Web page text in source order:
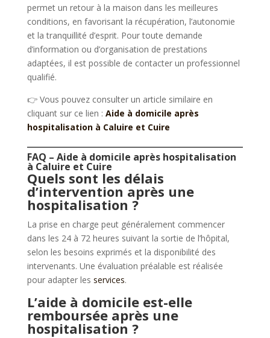
permet un retour à la maison dans les meilleures
conditions, en favorisant la récupération, l’autonomie
et la tranquillité d’esprit. Pour toute demande
d’information ou d’organisation de prestations
adaptées, il est possible de contacter un professionnel
qualifié.
👉 Vous pouvez consulter un article similaire en
cliquant sur ce lien : Aide à domicile après
hospitalisation à Caluire et Cuire
FAQ – Aide à domicile après hospitalisation
à Caluire et Cuire
Quels sont les délais
d’intervention après une
hospitalisation ?
La prise en charge peut généralement commencer
dans les 24 à 72 heures suivant la sortie de l’hôpital,
selon les besoins exprimés et la disponibilité des
intervenants. Une évaluation préalable est réalisée
pour adapter les services.
L’aide à domicile est-elle
remboursée après une
hospitalisation ?